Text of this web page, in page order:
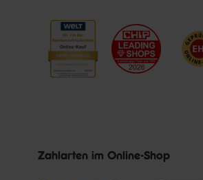
Zahlarten im Online-Shop